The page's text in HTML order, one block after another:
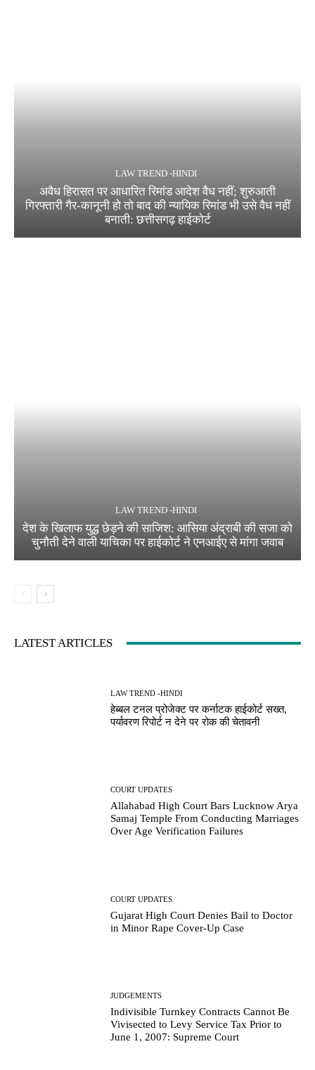
LAW TREND -HINDI
अवैध हिरासत पर आधारित रिमांड आदेश वैध नहीं; शुरुआती
गिरफ्तारी गैर-कानूनी हो तो बाद की न्यायिक रिमांड भी उसे वैध नहीं
बनाती: छत्तीसगढ़ हाईकोर्ट
LAW TREND -HINDI
देश के खिलाफ युद्ध छेड़ने की साजिश: आसिया अंद्राबी की सजा को
चुनौती देने वाली याचिका पर हाईकोर्ट ने एनआईए से मांगा जवाब
LATEST ARTICLES
LAW TREND -HINDI
हेब्बल टनल प्रोजेक्ट पर कर्नाटक हाईकोर्ट सख्त,
पर्यावरण रिपोर्ट न देने पर रोक की चेतावनी
COURT UPDATES
Allahabad High Court Bars Lucknow Arya
Samaj Temple From Conducting Marriages
Over Age Verification Failures
COURT UPDATES
Gujarat High Court Denies Bail to Doctor
in Minor Rape Cover-Up Case
JUDGEMENTS
Indivisible Turnkey Contracts Cannot Be
Vivisected to Levy Service Tax Prior to
June 1, 2007: Supreme Court